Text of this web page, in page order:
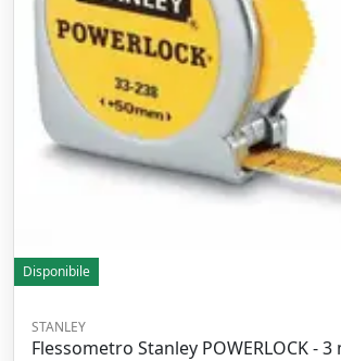
Disponibile
STANLEY
Flessometro Stanley POWERLOCK -